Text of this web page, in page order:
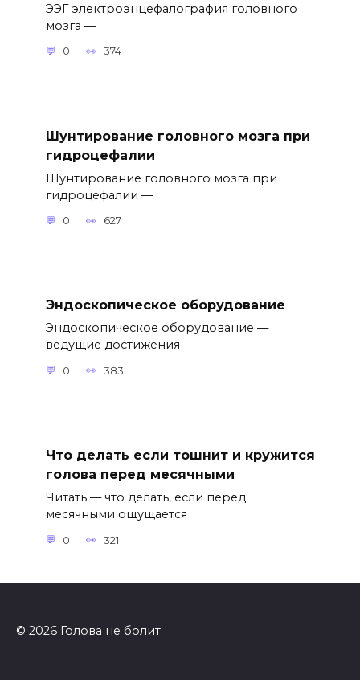
ЭЭГ электроэнцефалография головного
мозга —
0 374
Шунтирование головного мозга при
гидроцефалии
Шунтирование головного мозга при
гидроцефалии —
0 627
Эндоскопическое оборудование
Эндоскопическое оборудование —
ведущие достижения
0 383
Что делать если тошнит и кружится
голова перед месячными
Читать — что делать, если перед
месячными ощущается
0 321
© 2026 Голова не болит